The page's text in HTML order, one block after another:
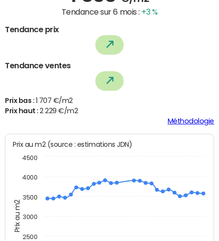
Tendance sur 6 mois : +3 %
Tendance prix
Tendance ventes
Prix bas : 1 707 €/m2
Prix haut :2 229 €/m2
Méthodologie
Prix au m2
Prix au m2 (source : estimations JDN)
2500
3000
3500
4000
4500